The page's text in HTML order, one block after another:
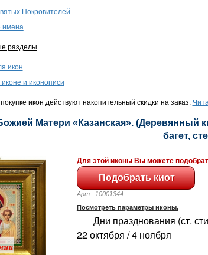
Покровителей.
имена
разделы
икон
иконе и иконописи
икон действуют накопительный скидки на заказ.
Матери «Казанская». (Деревянный
багет,
Для этой иконы Вы можете
Арт.: 10001344
Посмотреть параметры иконы.
Дни празднования (ст.
22 октября / 4 ноября